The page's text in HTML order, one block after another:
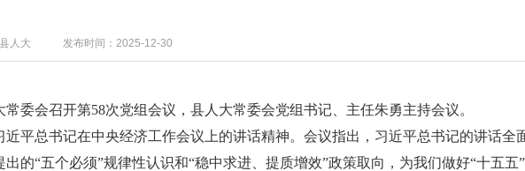
人大 发布时间：2025-12-30
常委会召开第58次党组会议，县人大常委会党组书记、主任朱勇主持会议。
近平总书记在中央经济工作会议上的讲话精神。会议指出，习近平总书记的讲话全
出的“五个必须”规律性认识和“稳中求进、提质增效”政策取向，为我们做好“十五